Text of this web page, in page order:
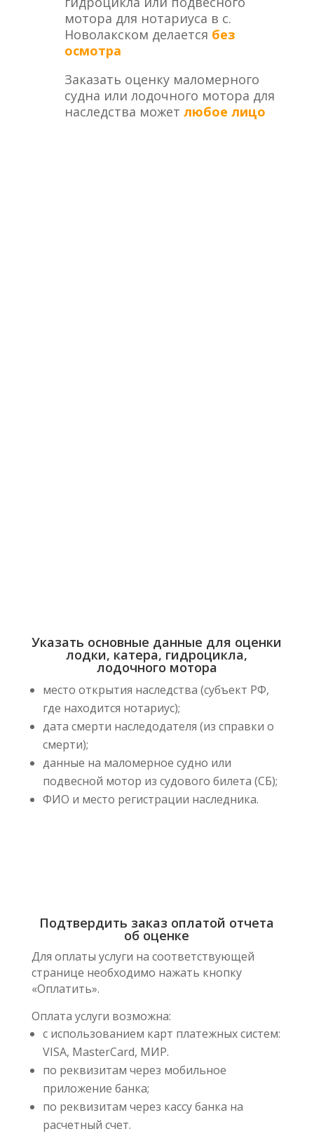
мотора для нотариуса в с.
Новолакском делается без
осмотра
Заказать оценку маломерного
судна или лодочного мотора для
наследства может любое лицо
Указать основные данные для оценки
лодки, катера, гидроцикла,
лодочного мотора
место открытия наследства (субъект РФ,
где находится нотариус);
дата смерти наследодателя (из справки о
смерти);
данные на маломерное судно или
подвесной мотор из судового билета (СБ);
ФИО и место регистрации наследника.
Подтвердить заказ оплатой отчета
об оценке
Для оплаты услуги на соответствующей
странице необходимо нажать кнопку
«Оплатить».
Оплата услуги возможна:
с использованием карт платежных систем:
VISA, MasterCard, МИР.
по реквизитам через мобильное
приложение банка;
по реквизитам через кассу банка на
расчетный счет.